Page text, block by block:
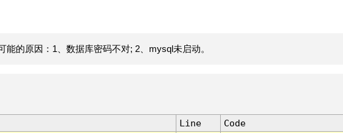
的原因：1、数据库密码不对; 2、mysql未启动。
Line
Code